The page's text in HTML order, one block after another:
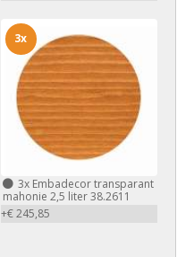
3xEmbadecor transparant
mahonie 2,5 liter 38.2611
+€ 245,85
3x